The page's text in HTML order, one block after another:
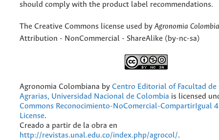
should comply with the product label recommendations.
The Creative Commons license used by Agronomia
Attribution - NonCommercial - ShareAlike (by-nc-sa)
Agronomia Colombiana by Centro Editorial of Facultad de
Agrarias, Universidad Nacional de Colombia is licensed
Commons Reconocimiento-NoComercial-CompartirIgual
License.
Creado a partir de la obra en
http://revistas.unal.edu.co/index.php/agrocol/.